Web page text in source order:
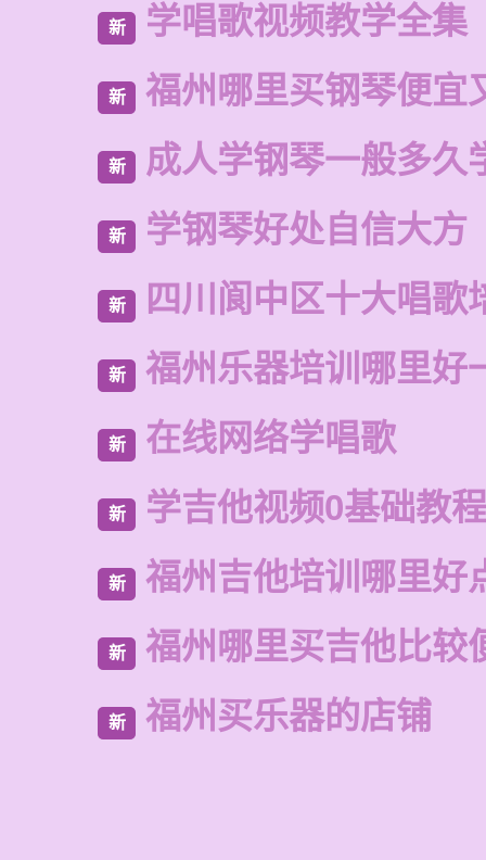
新 学唱歌视频教学全集
新 福州哪里买钢琴便宜
新 成人学钢琴一般多久
新 学钢琴好处自信大方
新 四川阆中区十大唱歌
新 福州乐器培训哪里好
新 在线网络学唱歌
新 学吉他视频0基础教
新 福州吉他培训哪里好
新 福州哪里买吉他比较
新 福州买乐器的店铺